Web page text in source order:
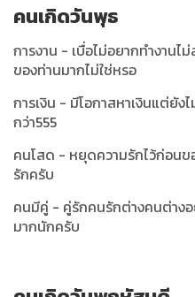
คนเกิดวันพุธ
การงาน - เบื่อไม่อยากทำงานไ
ของท่านมากไม่ใช่หรอ
การเงิน - มีโอกาสหาเงินแต่ยัง
กว่า555
คนโสด - หยุดความรักไว้ก่อน
รักครับ
คนมีคู่ - คู่รักคนรักต่างคนต่าง
มากนักครับ